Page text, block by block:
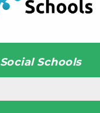
Social Schools